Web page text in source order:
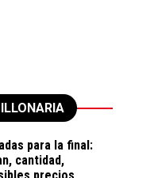
para la final:
cantidad,